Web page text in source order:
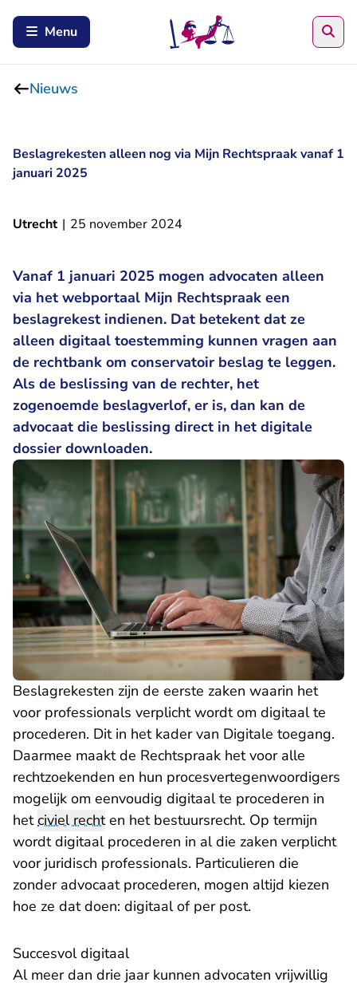
Menu
Nieuws
Beslagrekesten alleen nog via Mijn Rechtspraak vanaf 1
januari 2025
Utrecht | 25 november 2024
Vanaf 1 januari 2025 mogen advocaten alleen
via het webportaal Mijn Rechtspraak een
beslagrekest indienen. Dat betekent dat ze
alleen digitaal toestemming kunnen vragen aan
de rechtbank om conservatoir beslag te leggen.
Als de beslissing van de rechter, het
zogenoemde beslagverlof, er is, dan kan de
advocaat die beslissing direct in het digitale
dossier downloaden.
Beslagrekesten zijn de eerste zaken waarin het
voor professionals verplicht wordt om digitaal te
procederen. Dit in het kader van Digitale toegang.
Daarmee maakt de Rechtspraak het voor alle
rechtzoekenden en hun procesvertegenwoordigers
mogelijk om eenvoudig digitaal te procederen in
hetciviel rechten het bestuursrecht. Op termijn
wordt digitaal procederen in al die zaken verplicht
voor juridisch professionals. Particulieren die
zonder advocaat procederen, mogen altijd kiezen
hoe ze dat doen: digitaal of per post.
Succesvol digitaal
Al meer dan drie jaar kunnen advocaten vrijwillig